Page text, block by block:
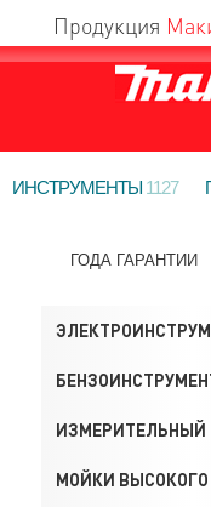
Продукция
ИНСТРУМЕНТЫ 1127
ГОДА ГАРАНТИИ
ИЗМЕРИТЕЛЬНЫЙ
МОЙКИ